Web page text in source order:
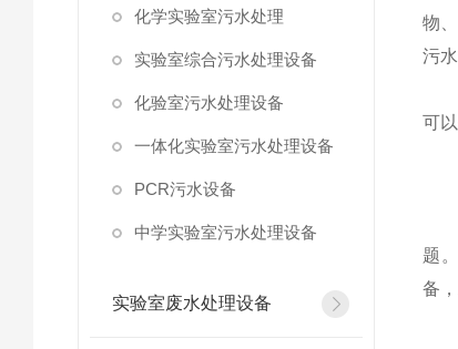
化学实验室污水处理
实验室综合污水处理设备
化验室污水处理设备
一体化实验室污水处理设备
PCR污水设备
中学实验室污水处理设备
实验室废水处理设备
物
污
化
可
1.
预
题
备
2.